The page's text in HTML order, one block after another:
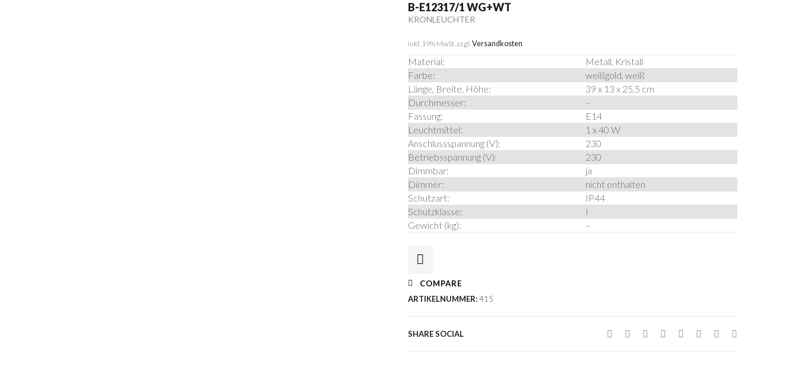
B-E12317/1 WG+WT
KRONLEUCHTER
inkl. 19% MwSt. zzgl. Versandkosten
Material:
Metall, Kristall
Farbe:
weißgold, weiß
Länge, Breite, Höhe:
39 x 13 x 25,5 cm
Durchmesser:
–
Fassung:
E14
Leuchtmittel:
1 x 40 W
Anschlussspannung (V):
230
Betriebsspannung (V):
230
Dimmbar:
ja
Dimmer:
nicht enthalten
Schutzart:
IP44
Schutzklasse:
I
Gewicht (kg):
–
COMPARE
ARTIKELNUMMER:415
SHARE SOCIAL